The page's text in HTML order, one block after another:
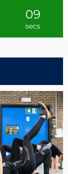
08
secs